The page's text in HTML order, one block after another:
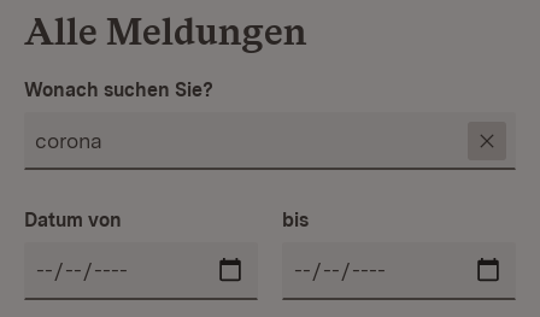
Alle Meldungen
Wonach suchen Sie?
Datum von bis